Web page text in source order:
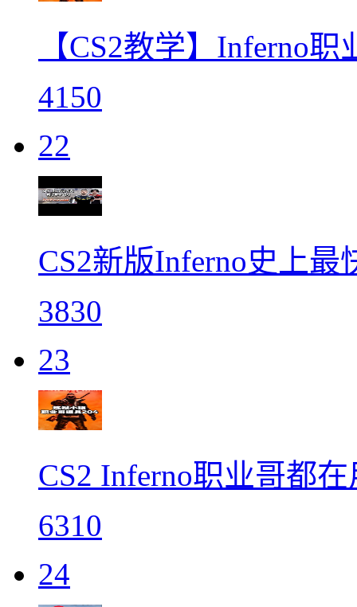
【CS2教学】Inferno
4150
22
CS2新版Inferno史上最
3830
23
CS2 Inferno职业哥都
6310
24